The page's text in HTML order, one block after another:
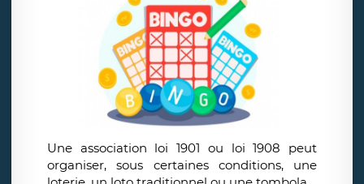
Une association loi 1901 ou loi 1908 peut
organiser, sous certaines conditions, une